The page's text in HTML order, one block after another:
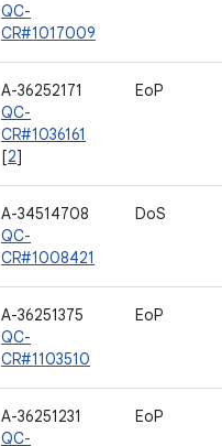
QC-
CR#1017009
A-36252171
QC-
CR#1036161
[2]
EoP
A-34514708
QC-
CR#1008421
DoS
A-36251375
QC-
CR#1103510
EoP
A-36251231
QC-
EoP